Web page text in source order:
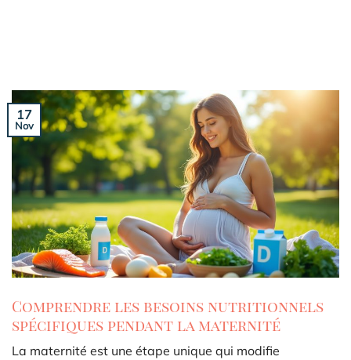
17
Nov
Comprendre les besoins nutritionnels
spécifiques pendant la maternité
La maternité est une étape unique qui modifie